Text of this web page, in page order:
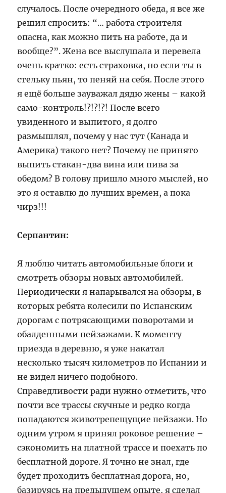
случалось. После очередного обеда, я все же
решил спросить: “… работа строителя
опасна, как можно пить на работе, да и
вообще?”. Жена все выслушала и перевела
очень кратко: есть страховка, но если ты в
стельку пьян, то пеняй на себя. После этого
я ещё больше зауважал дядю жены – какой
само-контроль!?!?!?! После всего
увиденного и выпитого, я долго
размышлял, почему у нас тут (Канада и
Америка) такого нет? Почему не принято
выпить стакан-два вина или пива за
обедом? В голову пришло много мыслей, но
это я оставлю до лучших времен, а пока
чирз!!!
Серпантин:
Я люблю читать автомобильные блоги и
смотреть обзоры новых автомобилей.
Периодически я напарывался на обзоры, в
которых ребята колесили по Испанским
дорогам с потрясающими поворотами и
обалденными пейзажами. К моменту
приезда в деревню, я уже накатал
несколько тысяч километров по Испании и
не видел ничего подобного.
Справедливости ради нужно отметить, что
почти все трассы скучные и редко когда
попадаются животрепещущие пейзажи. Но
одним утром я принял роковое решение –
сэкономить на платной трассе и поехать по
бесплатной дороге. Я точно не знал, где
будет проходить бесплатная дорога, но,
базируясь на предыдущем опыте, я сделал